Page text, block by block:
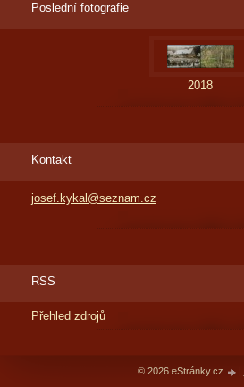
Poslední fotografie
2018
Kontakt
josef.kykal@seznam.cz
RSS
Přehled zdrojů
© 2026 eStránky.cz |